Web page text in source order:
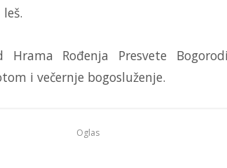
Rođenja Presvete
i večernje bogosluženje.
Oglas